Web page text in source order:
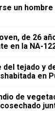
un hombre
de 26
en la NA-
del tejado y
en
de